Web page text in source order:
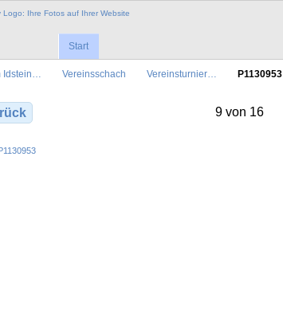
Start
Idstein… Vereinsschach Vereinsturnier… P1130953
9 von 16